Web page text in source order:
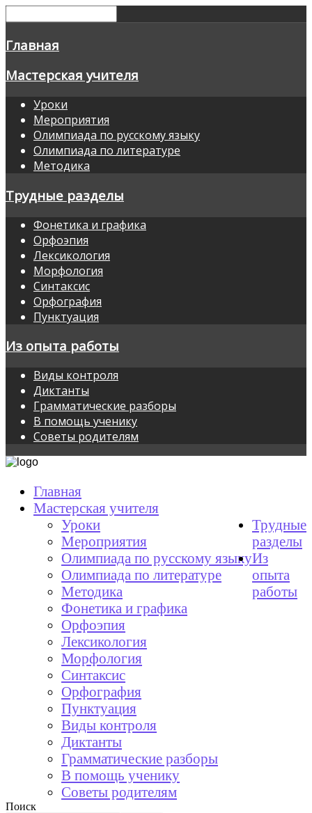
Главная
Мастерская учителя
Уроки
Мероприятия
Олимпиада по русскому языку
Олимпиада по литературе
Методика
Трудные разделы
Фонетика и графика
Орфоэпия
Лексикология
Морфология
Синтаксис
Орфография
Пунктуация
Из опыта работы
Виды контроля
Диктанты
Грамматические разборы
В помощь ученику
Советы родителям
Главная
Мастерская учителя
Уроки
Мероприятия
Олимпиада по русскому языку
Олимпиада по литературе
Методика
Трудные
разделы
Фонетика и графика
Орфоэпия
Лексикология
Морфология
Синтаксис
Орфография
Пунктуация
Из
опыта
работы
Виды контроля
Диктанты
Грамматические разборы
В помощь ученику
Советы родителям
Поиск